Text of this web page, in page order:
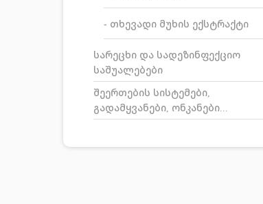
- თხევადი მუხის ექსტრაქტი
სარეცხი და სადეზინფექციო
საშუალებები
შეერთების სისტემები,
გადამყვანები, ონკანები...